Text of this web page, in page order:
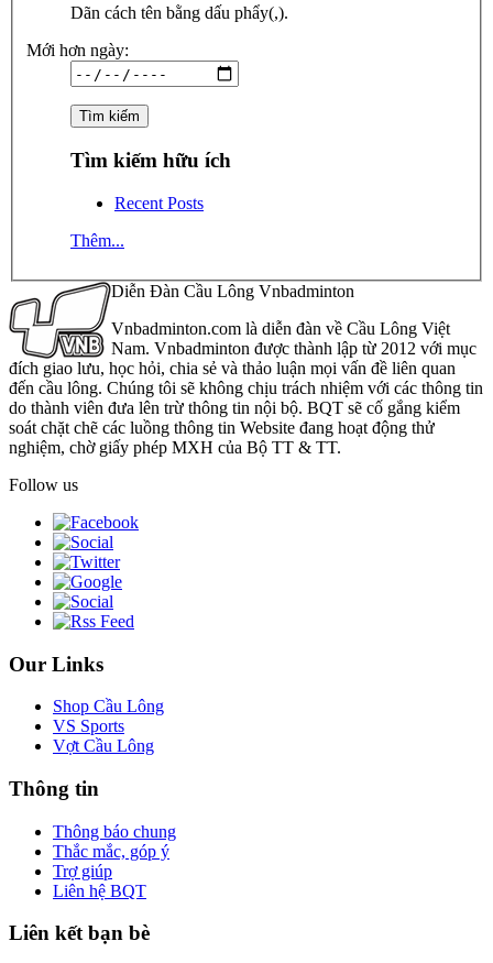
Dãn cách tên bằng dấu phẩy(,).
Mới hơn ngày:
Tìm kiếm hữu ích
Recent Posts
Thêm...
Diễn Đàn Cầu Lông Vnbadminton
Vnbadminton.com là diễn đàn về Cầu Lông Việt
Nam. Vnbadminton được thành lập từ 2012 với mục
đích giao lưu, học hỏi, chia sẻ và thảo luận mọi vấn đề liên quan
đến cầu lông. Chúng tôi sẽ không chịu trách nhiệm với các thông tin
do thành viên đưa lên trừ thông tin nội bộ. BQT sẽ cố gắng kiểm
soát chặt chẽ các luồng thông tin Website đang hoạt động thử
nghiệm, chờ giấy phép MXH của Bộ TT & TT.
Follow us
Our Links
Shop Cầu Lông
VS Sports
Vợt Cầu Lông
Thông tin
Thông báo chung
Thắc mắc, góp ý
Trợ giúp
Liên hệ BQT
Liên kết bạn bè